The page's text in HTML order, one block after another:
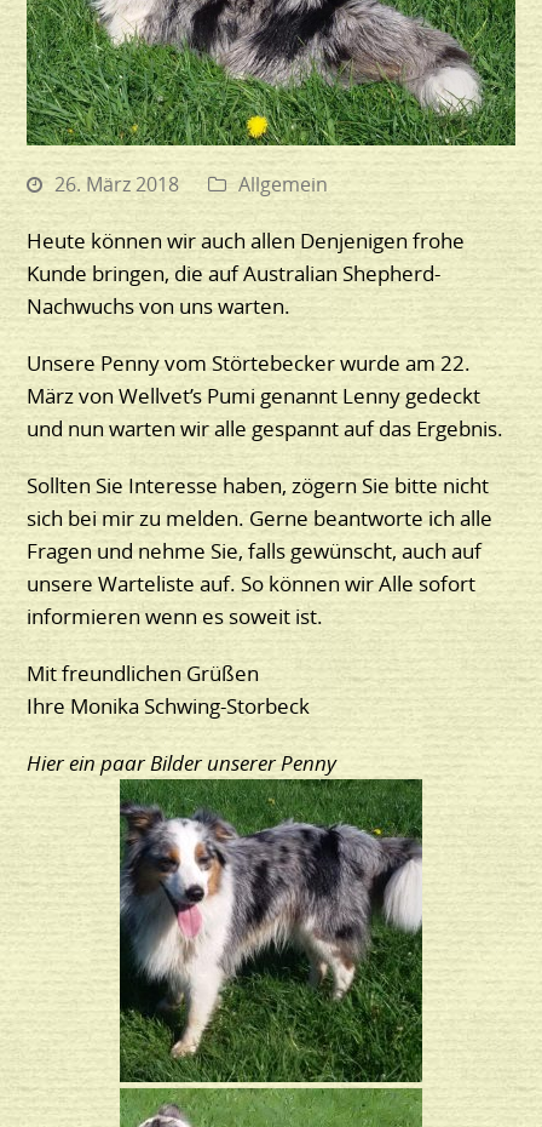
26. März 2018 Allgemein
Heute können wir auch allen Denjenigen frohe
Kunde bringen, die auf Australian Shepherd-
Nachwuchs von uns warten.
Unsere Penny vom Störtebecker wurde am 22.
März von Wellvet’s Pumi genannt Lenny gedeckt
und nun warten wir alle gespannt auf das Ergebnis.
Sollten Sie Interesse haben, zögern Sie bitte nicht
sich bei mir zu melden. Gerne beantworte ich alle
Fragen und nehme Sie, falls gewünscht, auch auf
unsere Warteliste auf. So können wir Alle sofort
informieren wenn es soweit ist.
Mit freundlichen Grüßen
Ihre Monika Schwing-Storbeck
Hier ein paar Bilder unserer Penny